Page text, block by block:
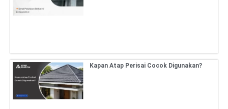
Kapan Atap Perisai Cocok Digunakan?